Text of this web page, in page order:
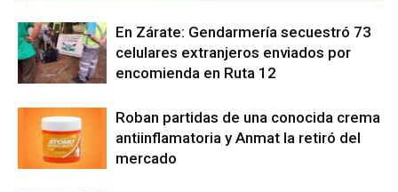
En Zárate: Gendarmería secuestró 73
celulares extranjeros enviados por
encomienda en Ruta 12
Roban partidas de una conocida crema
antiinflamatoria y Anmat la retiró del
mercado